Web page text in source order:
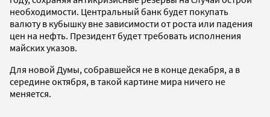
необходимости. Центральный банк будет покупать
валюту в кубышку вне зависимости от роста или падения
цен на нефть. Президент будет требовать исполнения
майских указов.
Для новой Думы, собравшейся не в конце декабря, а в
середине октября, в такой картине мира ничего не
меняется.